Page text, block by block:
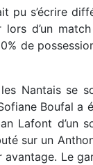
pu s’écrire
lors d’un
de
Nantais se
Boufal a
Lafont d’un
sur un
avantage. Le